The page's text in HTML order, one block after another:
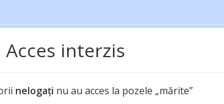
Acces interzis
nelogați nu au acces la pozele „mărite”